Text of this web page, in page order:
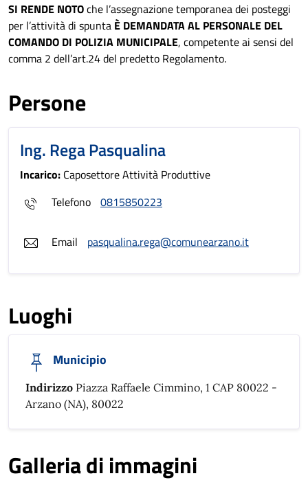
SI RENDE NOTOche l’assegnazione temporanea dei posteggi
per l’attività di spunta È DEMANDATA AL PERSONALE DEL
COMANDO DI POLIZIA MUNICIPALE, competente ai sensi del
comma 2 dell’art.24 del predetto Regolamento.
Persone
Ing. Rega Pasqualina
Incarico: Caposettore Attività Produttive
Telefono 0815850223
Email pasqualina.rega@comunearzano.it
Luoghi
Municipio
Indirizzo Piazza Raffaele Cimmino, 1 CAP 80022 -
Arzano (NA), 80022
Galleria di immagini